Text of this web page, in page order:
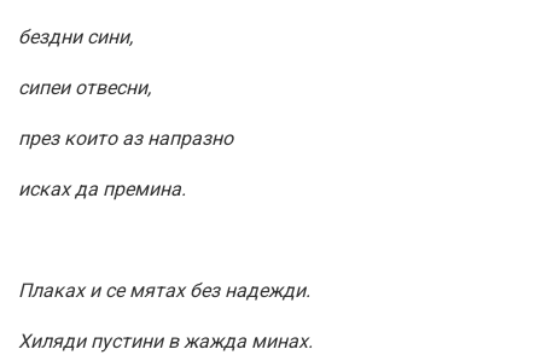
бездни сини,
сипеи отвесни,
през които аз напразно
исках да премина.
Плаках и се мятах без надежди.
Хиляди пустини в жажда минах.